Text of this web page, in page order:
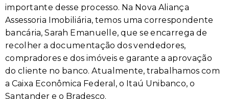
importante desse processo. Na Nova Aliança
Assessoria Imobiliária, temos uma correspondente
bancária, Sarah Emanuelle, que se encarrega de
recolher a documentação dos vendedores,
compradores e dos imóveis e garante a aprovação
do cliente no banco. Atualmente, trabalhamos com
a Caixa Econômica Federal, o Itaú Unibanco, o
Santander e o Bradesco.